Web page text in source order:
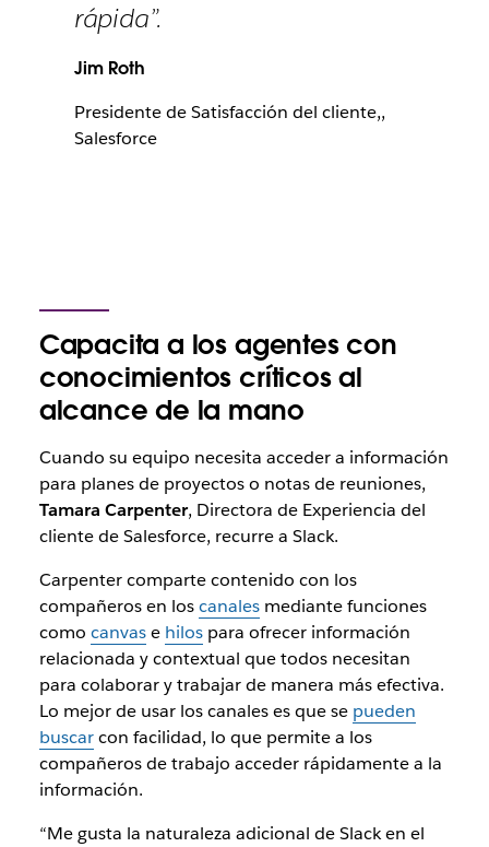
rápida”.
Jim Roth
Presidente de Satisfacción del cliente,,
Salesforce
Capacita a los agentes con
conocimientos críticos al
alcance de la mano
Cuando su equipo necesita acceder a información
para planes de proyectos o notas de reuniones,
Tamara Carpenter, Directora de Experiencia del
cliente de Salesforce, recurre a Slack.
Carpenter comparte contenido con los
compañeros en loscanalesmediante funciones
como canvase hilospara ofrecer información
relacionada y contextual que todos necesitan
para colaborar y trabajar de manera más efectiva.
Lo mejor de usar los canales es que se pueden
buscarcon facilidad, lo que permite a los
compañeros de trabajo acceder rápidamente a la
información.
“Me gusta la naturaleza adicional de Slack en el